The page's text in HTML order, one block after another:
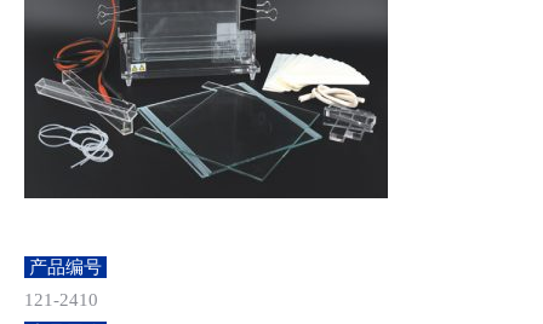
产品编号
121-2410